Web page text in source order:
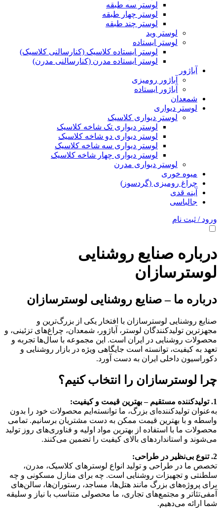
لوستر سه طبقه
لوستر چهار طبقه
لوستر چند طبقه
لوستر وید
لوستر ایستاده
لوستر ایستاده کلاسیک (کنارسالنی کلاسیک)
لوستر ایستاده مدرن (کنارسالنی مدرن)
آباژور
آباژور رومیزی
آباژور ایستاده
شمعدان
لوستر دیواری
لوستر دیواری کلاسیک
لوستر دیواری تک شاخه کلاسیک
لوستر دیواری دو شاخه کلاسیک
لوستر دیواری سه شاخه کلاسیک
لوستر دیواری چهار شاخه کلاسیک
لوستر دیواری مدرن
میوه خوری
چراغ رومیزی (گردسوز)
آینه قدی
جالباسی
ورود / ثبت نام
درباره صنایع روشنایی
لوسترسازان
درباره ما – صنایع روشنایی لوسترسازان
صنایع روشنایی لوسترسازان با افتخار یکی از بزرگ‌ترین و
مجهزترین تولیدکنندگان لوستر، آباژور، شمعدان، چراغ‌های تزئینی، و
محصولات روشنایی در ایران است. این مجموعه با سال‌ها تجربه و
تعهد به کیفیت، توانسته است جایگاهی ویژه در بازار روشنایی و
دکوراسیون داخلی ایران به دست آورد.
چرا لوسترسازان را انتخاب کنیم؟
1. تولیدکننده مستقیم – بهترین قیمت و کیفیت:
به‌عنوان تولیدکننده‌ای بزرگ، ما توانسته‌ایم محصولات خود را بدون
واسطه و با بهترین قیمت ممکن به دست مشتریان برسانیم. تمامی
محصولات ما با استفاده از بهترین مواد اولیه و فناوری‌های روز تولید
می‌شوند و استانداردهای بالای کیفیت را تضمین می‌کنند.
2. تنوع بی‌نظیر در طراحی:
تخصص ما در طراحی و تولید انواع لوسترهای کلاسیک، مدرن،
سلطنتی و تجهیزات روشنایی است. چه برای منازل مسکونی و چه
برای پروژه‌های بزرگ مانند هتل‌ها، مساجد، رستوران‌ها، سالن‌های
آمفی‌تئاتر و مجتمع‌های تجاری، ما محصولی متناسب با نیاز و سلیقه
شما ارائه می‌دهیم.